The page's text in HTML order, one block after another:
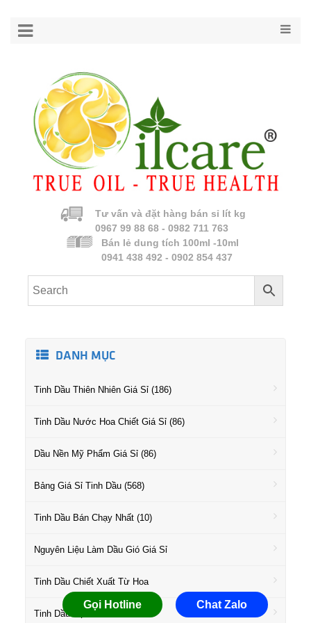
Tư vấn và đặt hàng bán sỉ lít kg
0967 99 88 68 - 0982 711 763
Bán lẻ dung tích 100ml -10ml
0941 438 492 - 0902 854 437
DANH MỤC
Tinh Dầu Thiên Nhiên Giá Sỉ (186)
Tinh Dầu Nước Hoa Chiết Giá Sỉ (86)
Dầu Nền Mỹ Phẩm Giá Sỉ (86)
Bảng Giá Sỉ Tinh Dầu (568)
Tinh Dầu Bán Chạy Nhất (10)
Nguyên Liệu Làm Dầu Gió Giá Sỉ
Tinh Dầu Chiết Xuất Từ Hoa
Tinh Dầu Họ Gỗ Giá Sỉ
Gọi Hotline Chat Zalo